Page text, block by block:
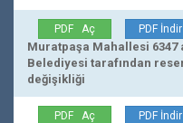
PDF Aç PDF İndir
Muratpaşa Mahallesi 6347
Belediyesi tarafından
değişikliği
PDF Aç PDF İndir